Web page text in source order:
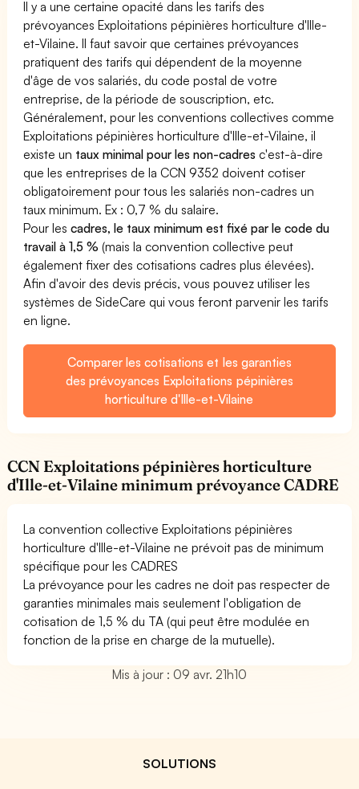
Il y a une certaine opacité dans les tarifs des
prévoyances Exploitations pépinières horticulture d'Ille-
et-Vilaine. Il faut savoir que certaines prévoyances
pratiquent des tarifs qui dépendent de la moyenne
d'âge de vos salariés, du code postal de votre
entreprise, de la période de souscription, etc.
Généralement, pour les conventions collectives comme
Exploitations pépinières horticulture d'Ille-et-Vilaine, il
existe un taux minimal pour les non-cadres c'est-à-dire
que les entreprises de la CCN 9352 doivent cotiser
obligatoirement pour tous les salariés non-cadres un
taux minimum. Ex : 0,7 % du salaire.
Pour lescadres, le taux minimum est fixé par le code du
travail à 1,5 % (mais la convention collective peut
également fixer des cotisations cadres plus élevées).
Afin d'avoir des devis précis, vous pouvez utiliser les
systèmes de SideCare qui vous feront parvenir les tarifs
en ligne.
Comparer les cotisations et les garanties
des prévoyances Exploitations pépinières
horticulture d'Ille-et-Vilaine
CCN Exploitations pépinières horticulture
d'Ille-et-Vilaine minimum prévoyance CADRE
La convention collective Exploitations pépinières
horticulture d'Ille-et-Vilaine ne prévoit pas de minimum
spécifique pour les CADRES
La prévoyance pour les cadres ne doit pas respecter de
garanties minimales mais seulement l'obligation de
cotisation de 1,5 % du TA (qui peut être modulée en
fonction de la prise en charge de la mutuelle).
Mis à jour : 09 avr. 21h10
SOLUTIONS